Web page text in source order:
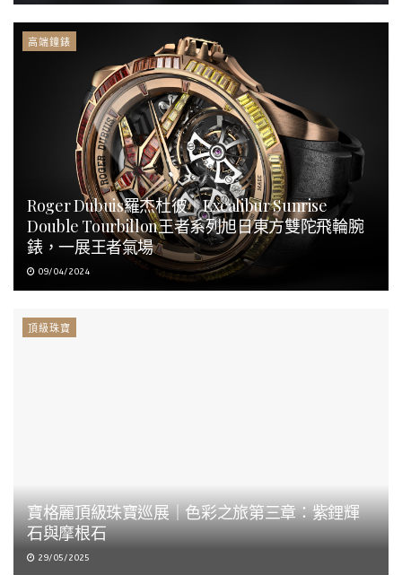
高端鐘錶
Roger Dubuis羅杰杜彼｜Excalibur Sunrise
Double Tourbillon王者系列旭日東方雙陀飛輪腕
錶，一展王者氣場
09/04/2024
頂級珠寶
寶格麗頂級珠寶巡展｜色彩之旅第三章：紫鋰輝
石與摩根石
29/05/2025